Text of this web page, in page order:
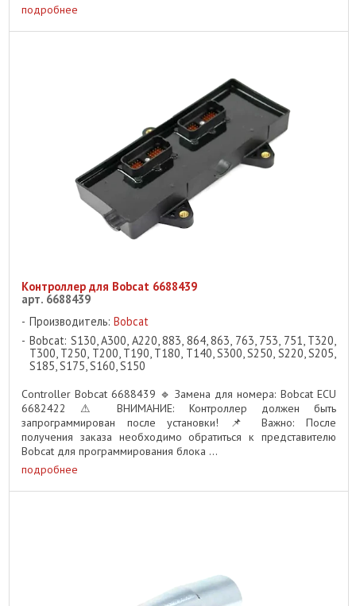
подробнее
Контроллер для Bobcat 6688439
арт. 6688439
Производитель: Bobcat
Bobcat: S130, A300, A220, 883, 864, 863, 763, 753, 751, T320,
T300, T250, T200, T190, T180, T140, S300, S250, S220, S205,
S185, S175, S160, S150
Controller Bobcat 6688439 🔹 Замена для номера: Bobcat ECU
6682422 ⚠ ВНИМАНИЕ: Контроллер должен быть
запрограммирован после установки! 📌 Важно: После
получения заказа необходимо обратиться к представителю
Bobcat для программирования блока ...
подробнее